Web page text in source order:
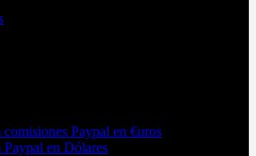
Paypal en €uros
Paypal en Dólares